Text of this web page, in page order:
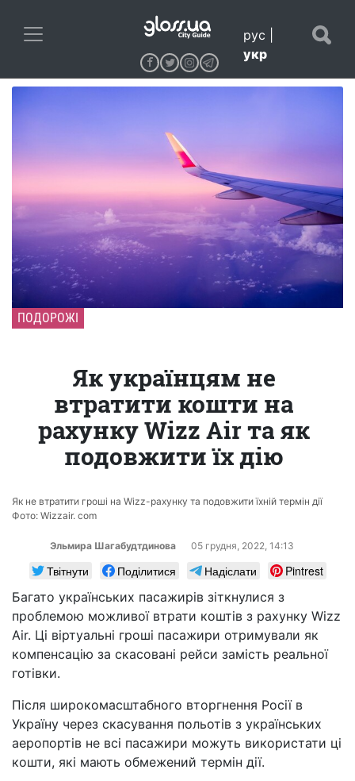
рус
укр
ПОДОРОЖІ
Як українцям не
втратити кошти на
рахунку Wizz Air та як
подовжити їх дію
Як не втратити гроші на Wizz-рахунку та подовжити їхній термін дії
Фото: Wizzair. com
Эльмира Шагабудтдинова 05 грудня, 2022, 14:13
Твітнути Поділитися Надіслати
Pintrest
Багато українських пасажирів зіткнулися з
проблемою можливої втрати коштів з рахунку Wizz
Air. Ці віртуальні гроші пасажири отримували як
компенсацію за скасовані рейси замість реальної
готівки.
Після широкомасштабного вторгнення Росії в
Україну через скасування польотів з українських
аеропортів не всі пасажири можуть використати ці
кошти, які мають обмежений термін дії.